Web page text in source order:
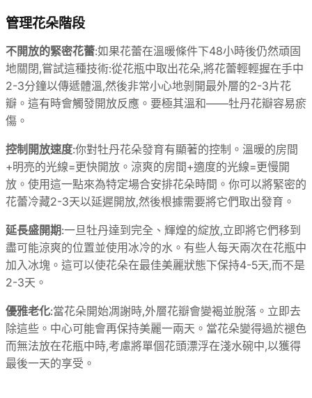
管理花朵階段
不開放的緊密花蕾:如果花蕾在溫暖條件下48小時後仍然頑固
地關閉,嘗試這種技術:從花瓶中取出花朵,將花蕾輕輕握在手中
2-3分鐘以傳遞體溫,然後非常小心地剝開最外層的2-3片花
瓣。這有時會觸發開放反應。要極其溫和——牡丹花瓣容易瘀
傷。
控制開放速度:你對牡丹花朵發育有顯著的控制。溫暖的房間
+明亮的光線=更快開放。涼爽的房間+適度的光線=更慢開
放。使用這一點來為特定場合安排花朵時間。你可以將緊密的
花蕾冷藏2-3天以延遲開放,然後根據需要將它們取出發育。
延長盛開期:一旦牡丹達到完全、輝煌的綻放,立即將它們移到
盡可能涼爽的位置並使用冰冷的水。有些人每天兩次在花瓶中
加入冰塊。這可以使花朵在最佳美麗狀態下保持4-5天,而不是
2-3天。
優雅老化:當花朵開始凋謝時,外層花瓣會變褐並脫落。立即去
除這些。中心可能會再保持美麗一兩天。當花朵變得過於褪色
而無法放在花瓶中時,考慮將單個花頭漂浮在淺水碗中,以獲得
最後一天的享受。